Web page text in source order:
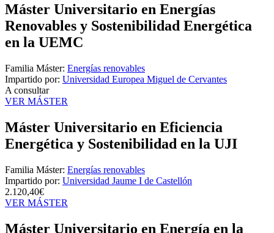
Máster Universitario en Energías
Renovables y Sostenibilidad Energética
en la UEMC
Familia Máster: Energías renovables
Impartido por: Universidad Europea Miguel de Cervantes
A consultar
VER MÁSTER
Máster Universitario en Eficiencia
Energética y Sostenibilidad en la UJI
Familia Máster: Energías renovables
Impartido por: Universidad Jaume I de Castellón
2.120,40€
VER MÁSTER
Máster Universitario en Energía en la